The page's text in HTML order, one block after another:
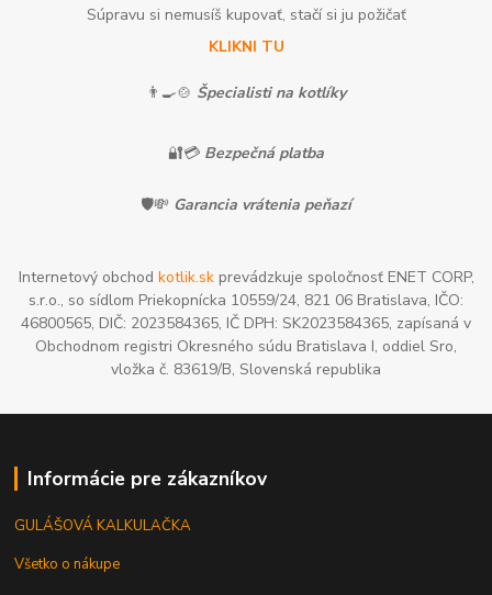
Súpravu si nemusíš kupovať, stačí si ju požičať
KLIKNI TU
👨‍🍳🍲 Špecialisti na kotlíky
🔐💳 Bezpečná platba
🛡️💸 Garancia vrátenia peňazí
Internetový obchod kotlik.skprevádzkuje spoločnosť ENET CORP,
s.r.o., so sídlom Priekopnícka 10559/24, 821 06 Bratislava, IČO:
46800565, DIČ: 2023584365, IČ DPH: SK2023584365, zapísaná v
Obchodnom registri Okresného súdu Bratislava I, oddiel Sro,
vložka č. 83619/B, Slovenská republika
Informácie pre zákazníkov
GULÁŠOVÁ KALKULAČKA
Všetko o nákupe